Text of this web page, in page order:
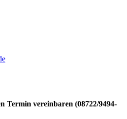
Termin vereinbaren (08722/9494-